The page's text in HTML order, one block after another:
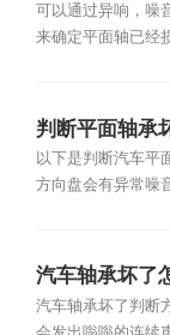
可以通过异响，噪
来确定平面轴已经
判断平面轴承
以下是判断汽车平
方向盘会有异常噪
汽车轴承坏了
汽车轴承坏了判断